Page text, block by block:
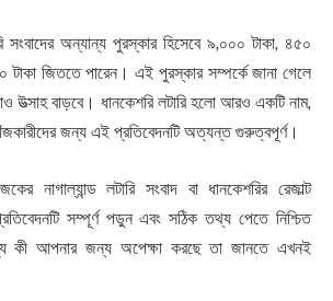
সংবাদের অন্যান্য পুরস্কার হিসেবে ৯,০০০ টাকা, ৪৫০
টাকা জিততে পারেন। এই পুরস্কার সম্পর্কে জানা গেলে
উত্সাহ বাড়বে। ধানকেশরি লটারি হলো আরও একটি নাম,
জন্য এই প্রতিবেদনটি অত্যন্ত গুরুত্বপূর্ণ।
নাগাল্যান্ড লটারি সংবাদ বা ধানকেশরির রেজাল্ট
সম্পূর্ণ পড়ুন এবং সঠিক তথ্য পেতে নিশ্চিত
কী আপনার জন্য অপেক্ষা করছে তা জানতে এখনই